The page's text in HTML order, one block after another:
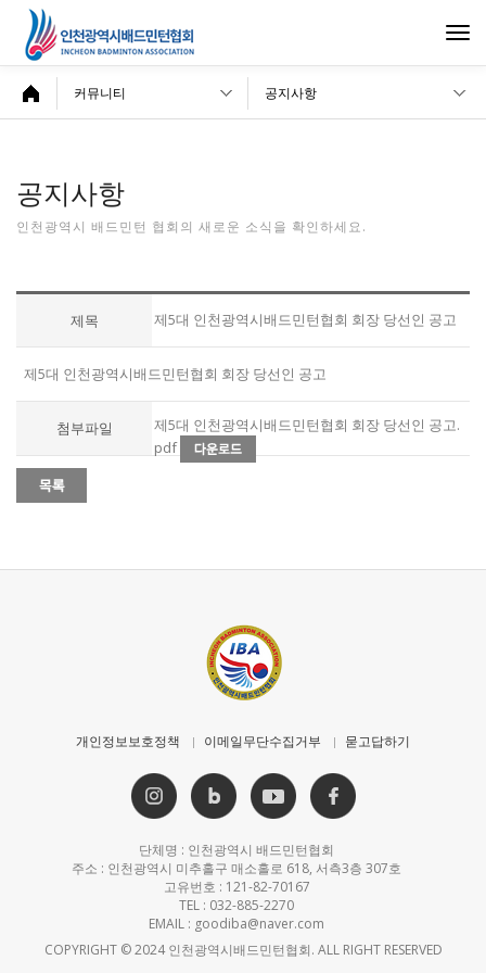
커뮤니티 공지사항
공지사항
인천광역시 배드민턴 협회의 새로운 소식을 확인하세요.
제목 제5대 인천광역시배드민턴협회 회장 당선인 공고
제5대 인천광역시배드민턴협회 회장 당선인 공고
첨부파일
제5대 인천광역시배드민턴협회 회장 당선인 공고.
pdf
개인정보보호정책 이메일무단수집거부 묻고답하기
단체명 : 인천광역시 배드민턴협회
주소 : 인천광역시 미추홀구 매소홀로 618, 서측3층 307호
고유번호 : 121-82-70167
TEL : 032-885-2270
EMAIL : goodiba@naver.com
COPYRIGHT © 2024 인천광역시배드민턴협회. ALL RIGHT RESERVED